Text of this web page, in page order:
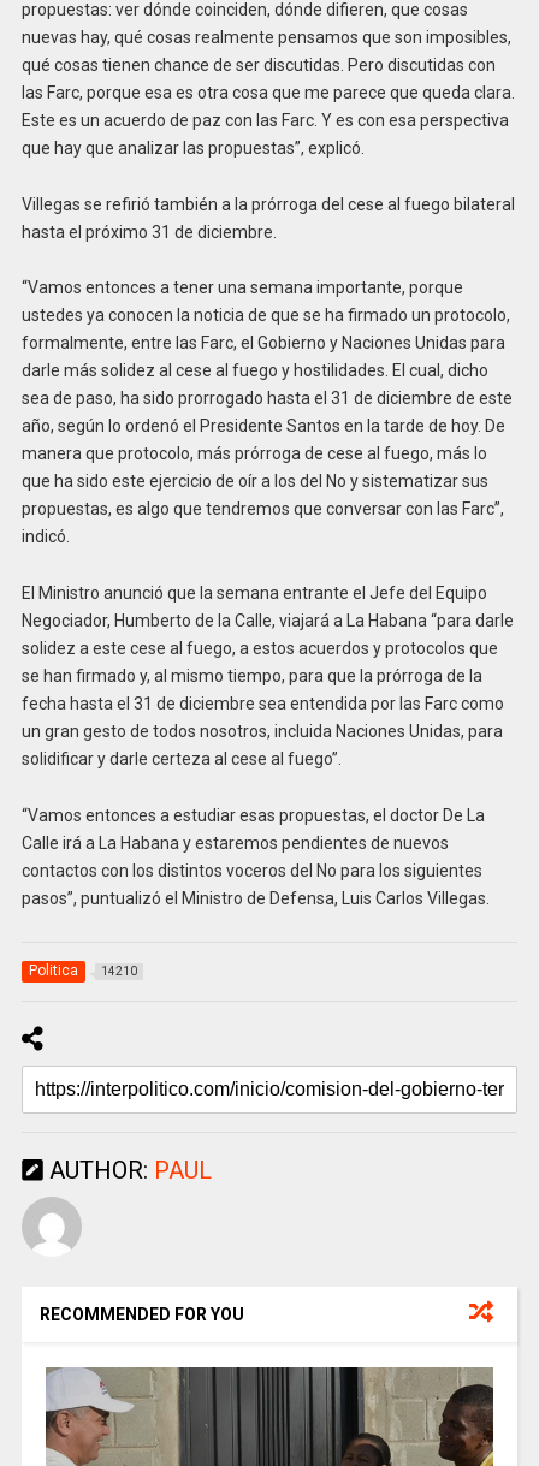
propuestas: ver dónde coinciden, dónde difieren, que cosas
nuevas hay, qué cosas realmente pensamos que son imposibles,
qué cosas tienen chance de ser discutidas. Pero discutidas con
las Farc, porque esa es otra cosa que me parece que queda clara.
Este es un acuerdo de paz con las Farc. Y es con esa perspectiva
que hay que analizar las propuestas”, explicó.
Villegas se refirió también a la prórroga del cese al fuego bilateral
hasta el próximo 31 de diciembre.
“Vamos entonces a tener una semana importante, porque
ustedes ya conocen la noticia de que se ha firmado un protocolo,
formalmente, entre las Farc, el Gobierno y Naciones Unidas para
darle más solidez al cese al fuego y hostilidades. El cual, dicho
sea de paso, ha sido prorrogado hasta el 31 de diciembre de este
año, según lo ordenó el Presidente Santos en la tarde de hoy. De
manera que protocolo, más prórroga de cese al fuego, más lo
que ha sido este ejercicio de oír a los del No y sistematizar sus
propuestas, es algo que tendremos que conversar con las Farc”,
indicó.
El Ministro anunció que la semana entrante el Jefe del Equipo
Negociador, Humberto de la Calle, viajará a La Habana “para darle
solidez a este cese al fuego, a estos acuerdos y protocolos que
se han firmado y, al mismo tiempo, para que la prórroga de la
fecha hasta el 31 de diciembre sea entendida por las Farc como
un gran gesto de todos nosotros, incluida Naciones Unidas, para
solidificar y darle certeza al cese al fuego”.
“Vamos entonces a estudiar esas propuestas, el doctor De La
Calle irá a La Habana y estaremos pendientes de nuevos
contactos con los distintos voceros del No para los siguientes
pasos”, puntualizó el Ministro de Defensa, Luis Carlos Villegas.
Politica 14210
AUTHOR: PAUL
RECOMMENDED FOR YOU